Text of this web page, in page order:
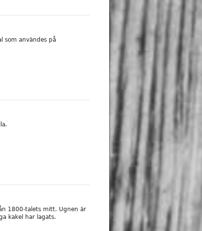
som användes på
1800-talets mitt. Ugnen är
kakel har lagats.